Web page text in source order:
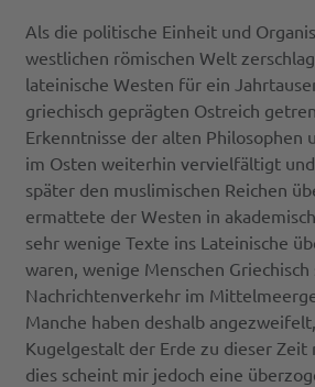
Als die politische Einheit und
westlichen römischen Welt
lateinische Westen für ein
griechisch geprägten Ostreich
Erkenntnisse der alten Philosophen
im Osten weiterhin vervielfältigt
später den muslimischen Reichen
ermattete der Westen in
sehr wenige Texte ins Lateinische
waren, wenige Menschen
Nachrichtenverkehr im
Manche haben deshalb
Kugelgestalt der Erde zu dieser Zeit
dies scheint mir jedoch eine